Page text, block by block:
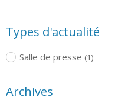
Types d'actualité
Salle de presse (1)
Archives